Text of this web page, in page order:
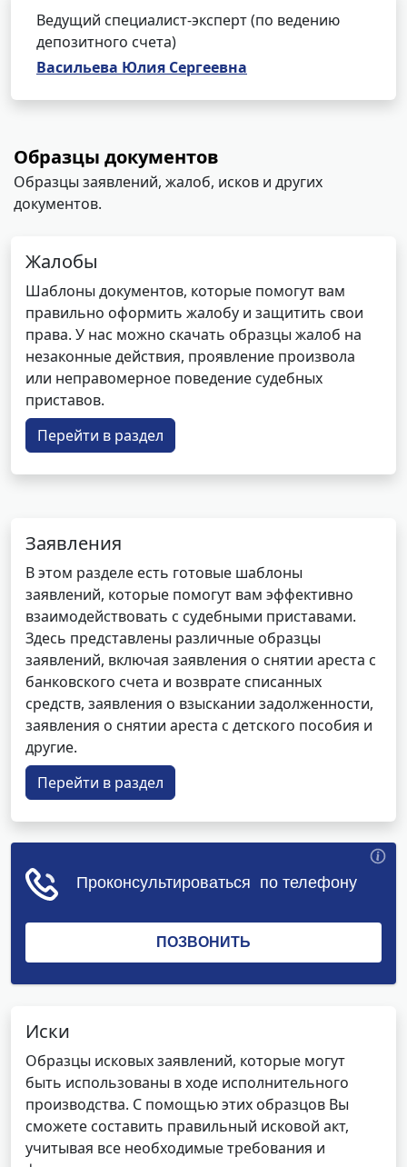
Ведущий специалист-эксперт (по ведению
депозитного счета)
Васильева Юлия Сергеевна
Образцы документов
Образцы заявлений, жалоб, исков и других
документов.
Жалобы
Шаблоны документов, которые помогут вам
правильно оформить жалобу и защитить свои
права. У нас можно скачать образцы жалоб на
незаконные действия, проявление произвола
или неправомерное поведение судебных
приставов.
Перейти в раздел
Заявления
В этом разделе есть готовые шаблоны
заявлений, которые помогут вам эффективно
взаимодействовать с судебными приставами.
Здесь представлены различные образцы
заявлений, включая заявления о снятии ареста с
банковского счета и возврате списанных
средств, заявления о взыскании задолженности,
заявления о снятии ареста с детского пособия и
другие.
Перейти в раздел
Иски
Образцы исковых заявлений, которые могут
быть использованы в ходе исполнительного
производства. С помощью этих образцов Вы
сможете составить правильный исковой акт,
учитывая все необходимые требования и